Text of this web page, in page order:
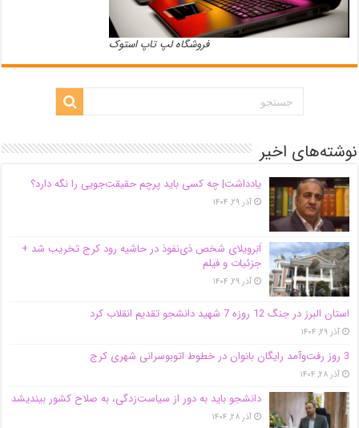
فروشگاه لپ تاپ استوک
نوشته‌های اخیر
یادداشت| ‌چه کسی باید پرچم حقیقت‌جویی را نگه دارد؟
آذر ۲۹, ۱۴۰۴
اَبَر‌ویلای شخص ذی‌نفوذ در حاشیه‌ رود کرج تخریب شد +
جزئیات و فیلم
آذر ۲۹, ۱۴۰۴
استان البرز در جنگ 12 روزه 7 شهید دانشجو تقدیم انقلاب کرد
آذر ۲۹, ۱۴۰۴
3 روز رفت‌وآمد رایگان بانوان در خطوط اتوبوسرانی شهری کرج
آذر ۲۸, ۱۴۰۴
دانشجو باید به دور از سیاست‌زدگی، به صلاح کشور بیندیشد
آذر ۲۸, ۱۴۰۴